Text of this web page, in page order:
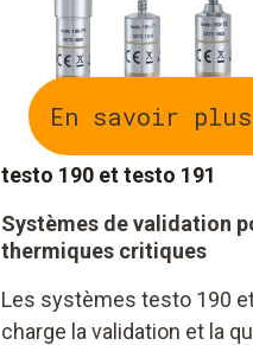
En savoir plus
testo 190 et testo 191
Systèmes de validation
thermiques critiques
Les systèmes testo 190
charge la validation et la